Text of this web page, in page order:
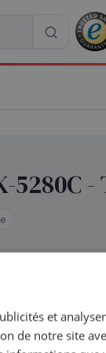
-
et
de notre site